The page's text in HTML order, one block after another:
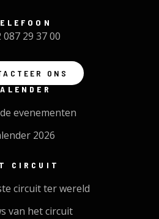
087 29 37 00
ONS
evenementen
2026
CIRCUIT
circuit ter wereld
van het circuit